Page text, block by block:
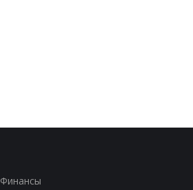
Финансы